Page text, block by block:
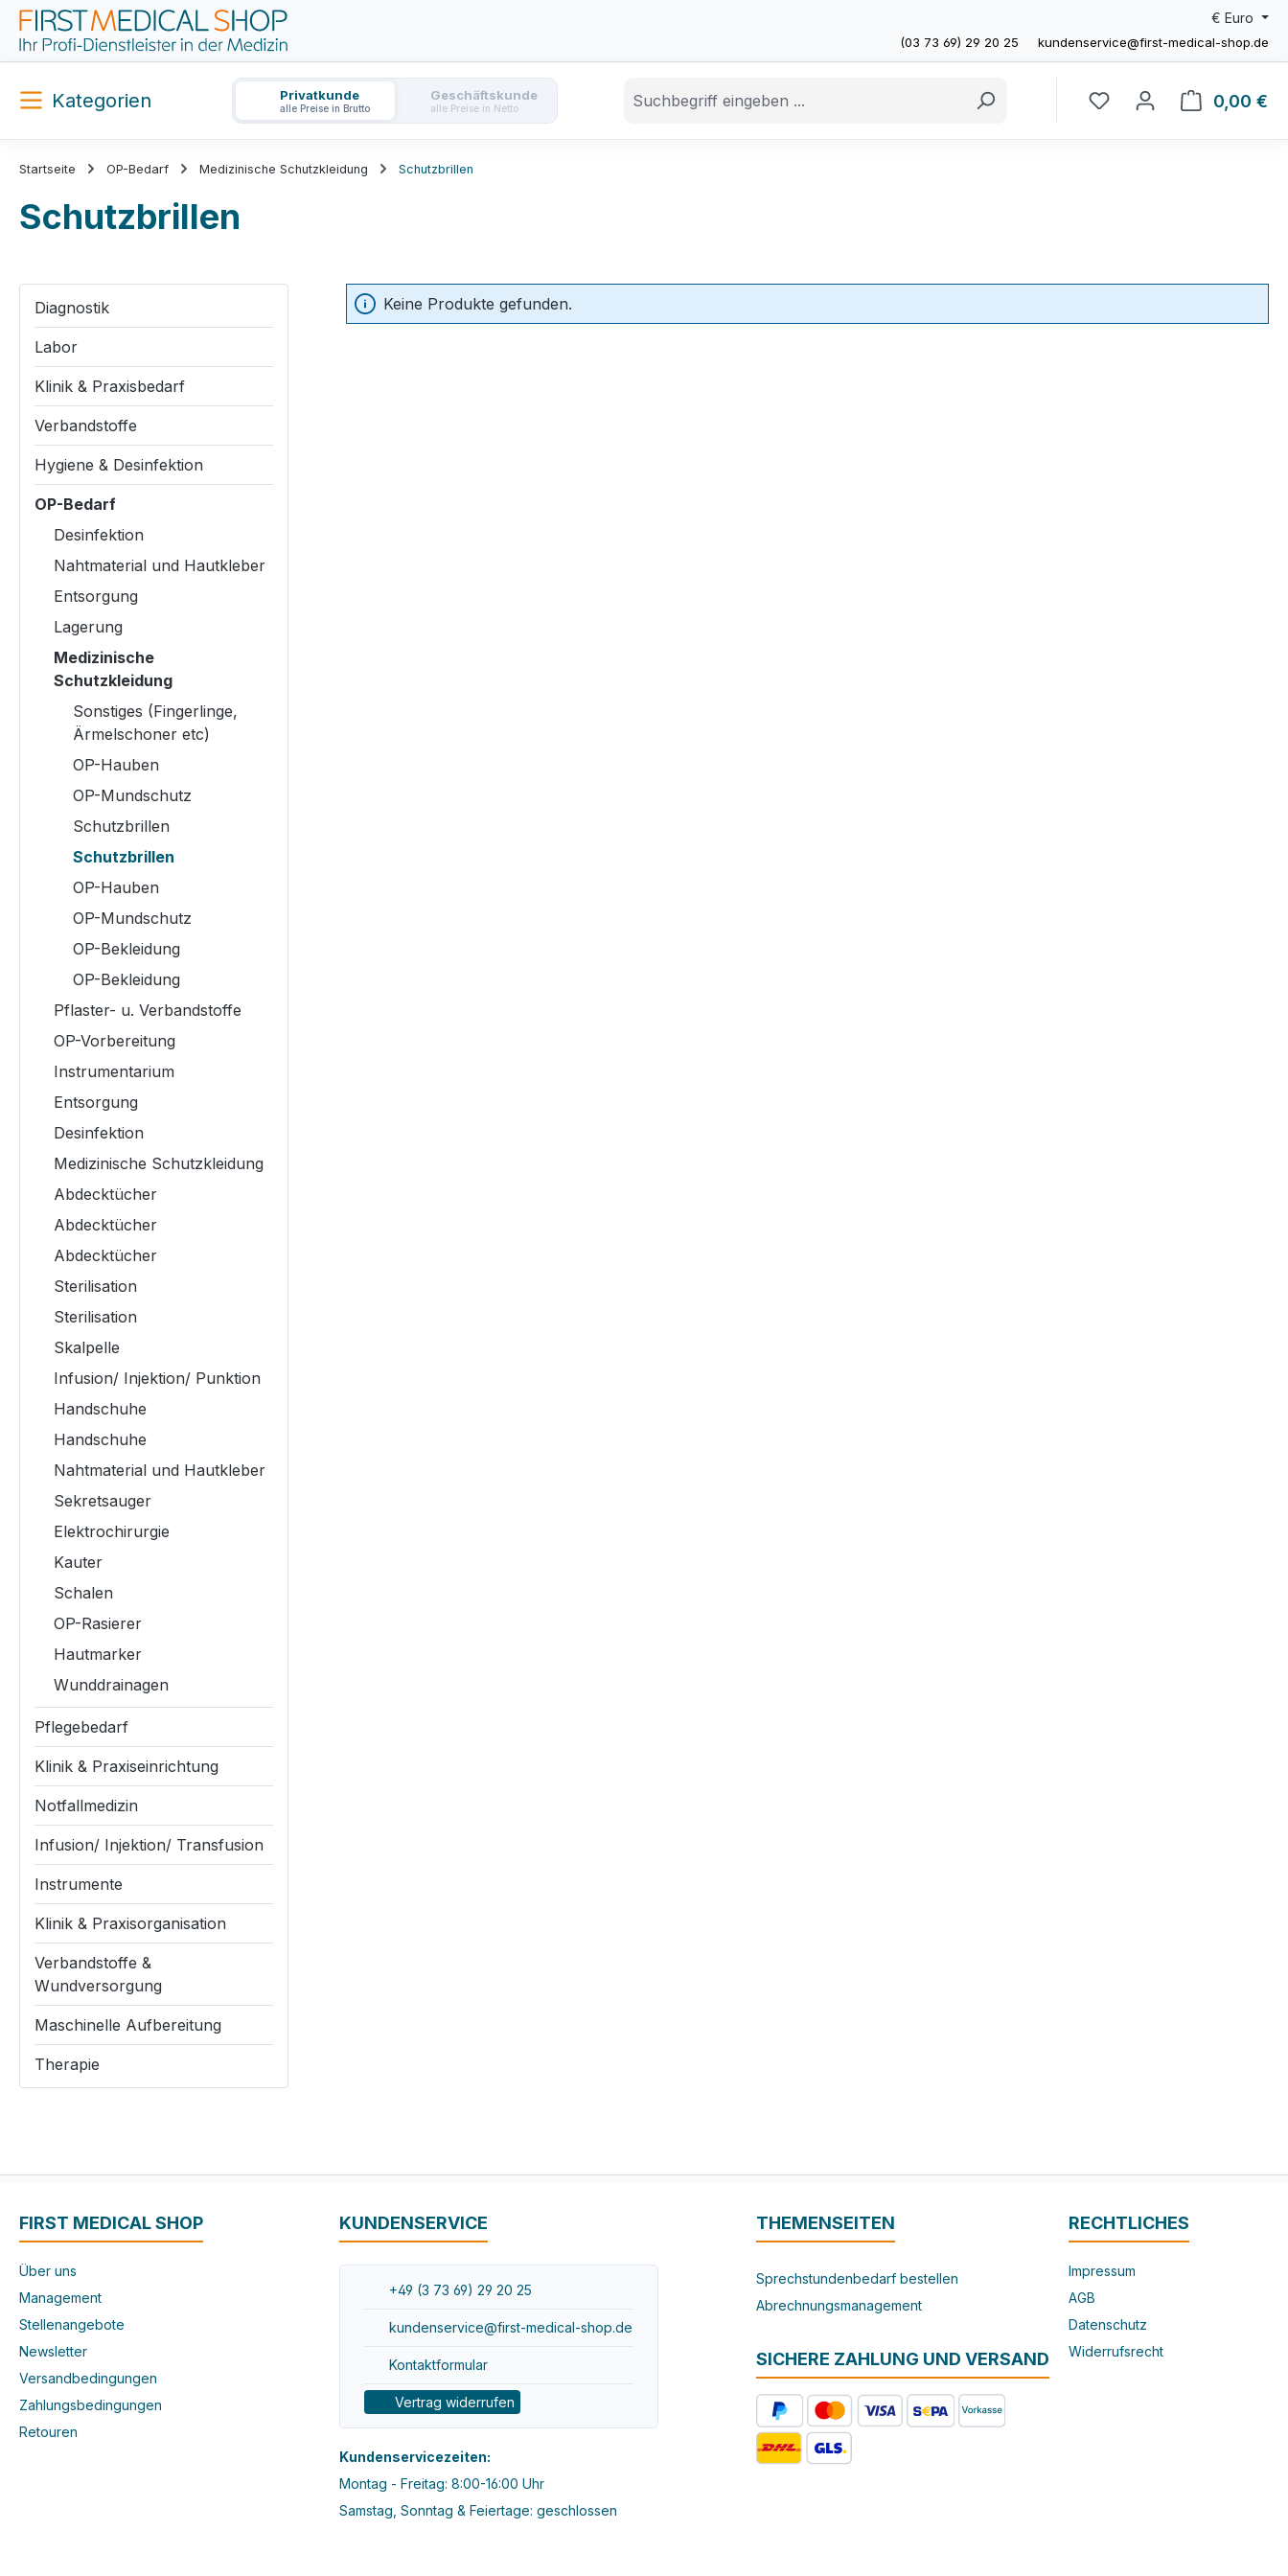
Hauptinhalt springen
Zur Suche springen
Zur Hauptnavigation springen
(03 73 69) 29 20 25 kundenservice@first-medical-shop.de
€ Euro
Kategorien Privatkunde
alle Preise in Brutto
Geschäftskunde
alle Preise in Netto 0,00 €
Startseite OP-Bedarf Medizinische Schutzkleidung Schutzbrillen
Schutzbrillen
Diagnostik
Labor
Klinik & Praxisbedarf
Verbandstoffe
Hygiene & Desinfektion
OP-Bedarf
Desinfektion
Nahtmaterial und Hautkleber
Entsorgung
Lagerung
Medizinische
Schutzkleidung
Sonstiges (Fingerlinge,
Ärmelschoner etc)
OP-Hauben
OP-Mundschutz
Schutzbrillen
Schutzbrillen
OP-Hauben
OP-Mundschutz
OP-Bekleidung
OP-Bekleidung
Pflaster- u. Verbandstoffe
OP-Vorbereitung
Instrumentarium
Entsorgung
Desinfektion
Medizinische Schutzkleidung
Abdecktücher
Abdecktücher
Abdecktücher
Sterilisation
Sterilisation
Skalpelle
Infusion/ Injektion/ Punktion
Handschuhe
Handschuhe
Nahtmaterial und Hautkleber
Sekretsauger
Elektrochirurgie
Kauter
Schalen
OP-Rasierer
Hautmarker
Wunddrainagen
Pflegebedarf
Klinik & Praxiseinrichtung
Notfallmedizin
Infusion/ Injektion/ Transfusion
Instrumente
Klinik & Praxisorganisation
Verbandstoffe &
Wundversorgung
Maschinelle Aufbereitung
Therapie
Keine Produkte gefunden.
FIRST MEDICAL SHOP
Über uns
Management
Stellenangebote
Newsletter
Versandbedingungen
Zahlungsbedingungen
Retouren
KUNDENSERVICE
+49 (3 73 69) 29 20 25
kundenservice@first-medical-shop.de
Kontaktformular
Vertrag widerrufen
Kundenservicezeiten:
Montag - Freitag: 8:00-16:00 Uhr
Samstag, Sonntag & Feiertage: geschlossen
THEMENSEITEN
Sprechstundenbedarf bestellen
Abrechnungsmanagement
SICHERE ZAHLUNG UND VERSAND
RECHTLICHES
Impressum
AGB
Datenschutz
Widerrufsrecht